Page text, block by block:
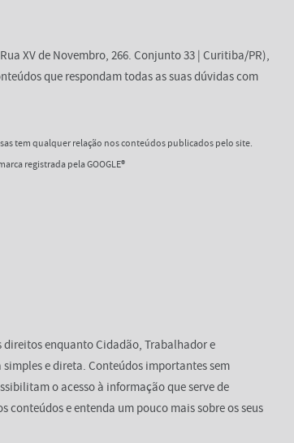
XV de Novembro, 266. Conjunto 33 | Curitiba/PR),
que respondam todas as suas dúvidas com
tem qualquer relação nos conteúdos publicados pelo site.
registrada pela GOOGLE®
direitos enquanto Cidadão, Trabalhador e
e direta. Conteúdos importantes sem
o acesso à informação que serve de
e entenda um pouco mais sobre os seus